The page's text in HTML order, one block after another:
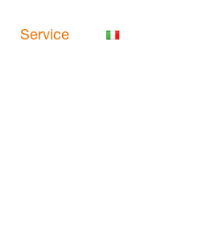
Service